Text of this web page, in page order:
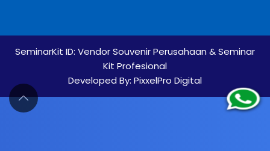
SeminarKit ID: Vendor Souvenir Perusahaan & Seminar
Kit Profesional
Developed By: PixxelPro Digital